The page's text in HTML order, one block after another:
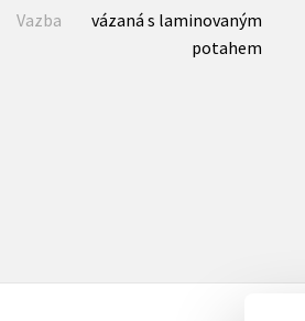
Vazba
vázaná s laminovaným
potahem